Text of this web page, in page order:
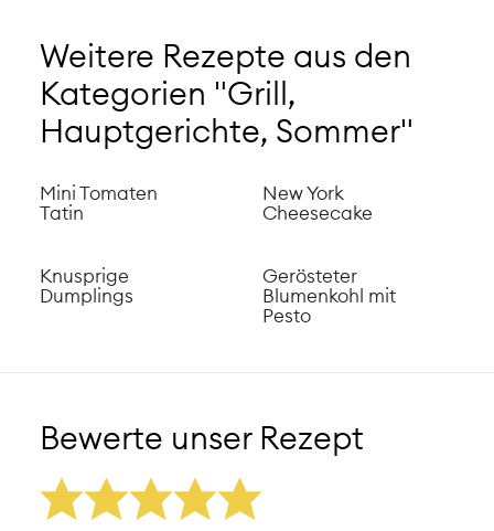
Weitere Rezepte aus den
Kategorien "Grill,
Hauptgerichte, Sommer"
Mini Tomaten
Tatin
New York
Cheesecake
Knusprige
Dumplings
Gerösteter
Blumenkohl mit
Pesto
Bewerte unser Rezept